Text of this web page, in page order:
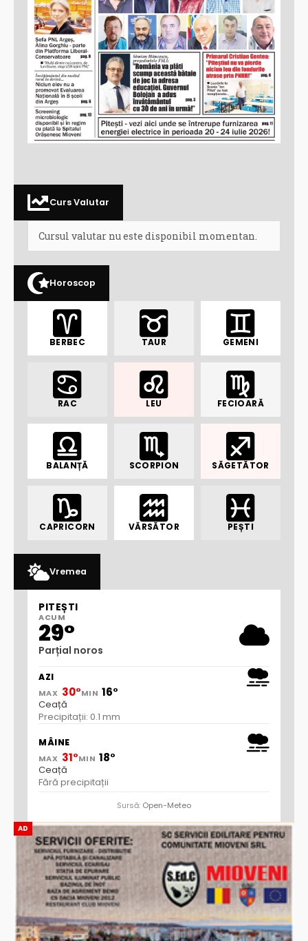
AD
Curs Valutar
Cursul valutar nu este disponibil momentan.
Horoscop
BERBEC TAUR GEMENI
RAC LEU FECIOARĂ
BALANȚĂ SCORPION SĂGETĂTOR
CAPRICORN VĂRSĂTOR PEȘTI
Vremea
PITEȘTI
ACUM
29°
Parțial noros
AZI
MAX 30°MIN 16°
Ceață
Precipitații: 0.1 mm
MÂINE
MAX 31°MIN 18°
Ceață
Fără precipitații
Sursă: Open-Meteo